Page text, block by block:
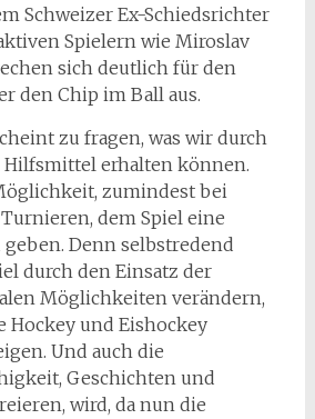
Schweizer Ex-Schiedsrichter
Spielern wie Miroslav
sich deutlich für den
den Chip im Ball aus.
zu fragen, was wir durch
erhalten können.
zumindest bei
dem Spiel eine
geben. Denn selbstredend
durch den Einsatz der
Möglichkeiten verändern,
Hockey und Eishockey
Und auch die
Geschichten und
wird, da nun die